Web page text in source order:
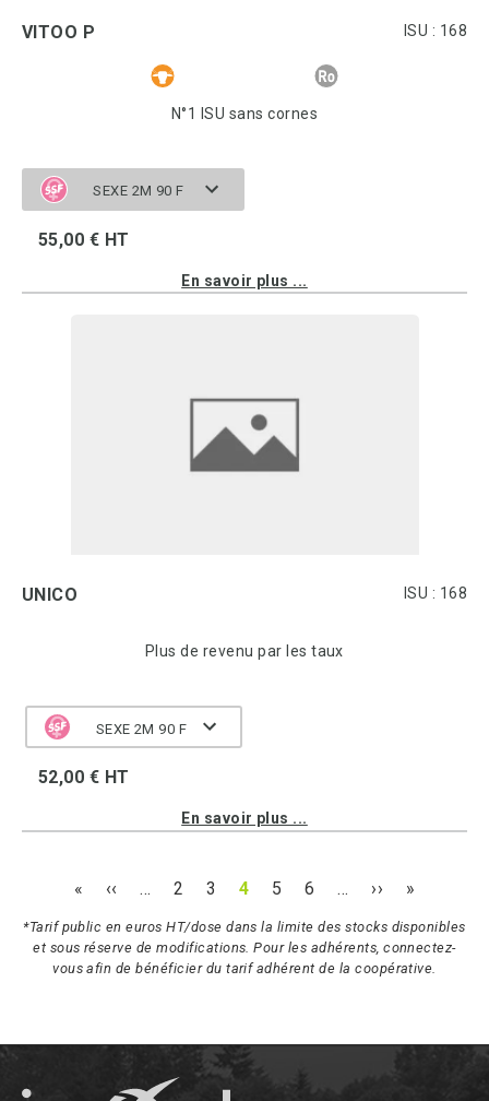
VITOO P ISU : 168
N°1 ISU sans cornes
SEXE 2M 90 F
55,00 € HT
En savoir plus ...
UNICO ISU : 168
Plus de revenu par les taux
SEXE 2M 90 F
52,00 € HT
En savoir plus ...
« ‹‹ … 2 3 4 5 6 … ›› »
*Tarif public en euros HT/dose dans la limite des stocks disponibles
et sous réserve de modifications. Pour les adhérents, connectez-
vous afin de bénéficier du tarif adhérent de la coopérative.